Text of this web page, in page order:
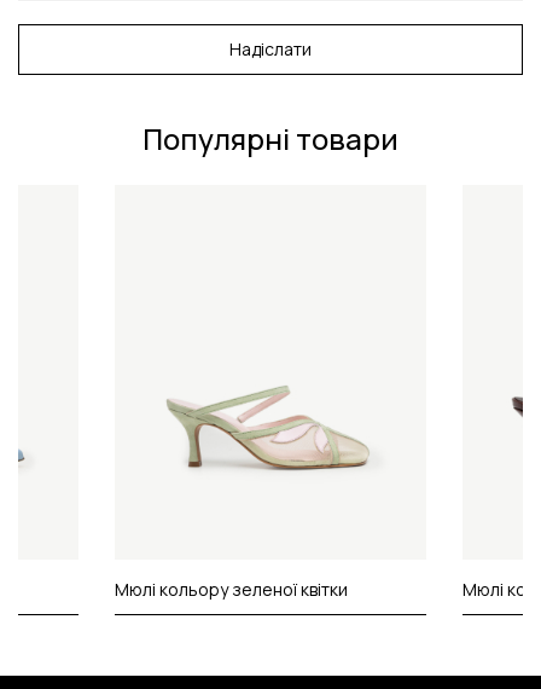
Надіслати
Популярні товари
Мюлі кольору зеленої квітки Мюлі